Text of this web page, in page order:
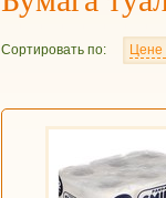
Сортировать по: Цене